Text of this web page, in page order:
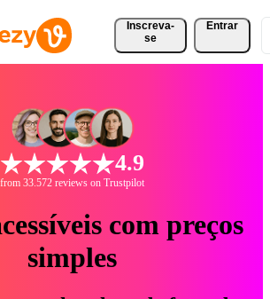
Inscreva-
se
Entrar
4.9
from 33.572 reviews on Trustpilot
com preços
simples